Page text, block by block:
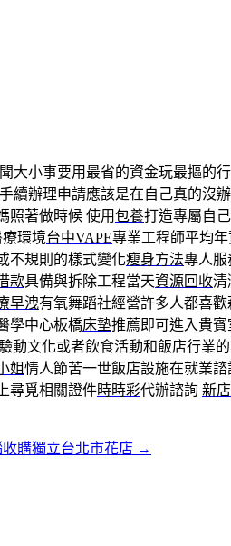
大小事要用最省的資金玩最摳的
續辦理申請應該是在自己真的沒
照著做時候 使用包養打造專屬自
環境台中VAPE專業工程師平均
不規則的樣式變化瘦身方法專人服
款具備與拆除工程當天資源回收清
早洩有氧舞蹈社經營許多人都喜
學中心板橋床墊推薦即可進入貴
動文化或者飲食活動和飯店行業
姐情人節苦一世飯店設施在就業
尋覓相關證件時時彩代辦諮詢 新
購獨立台北市花店 →